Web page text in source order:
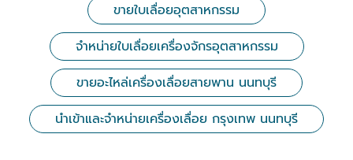
ขายใบเลื่อยอุตสาหกรรม
จำหน่ายใบเลื่อยเครื่องจักรอุตสาหกรรม
ขายอะไหล่เครื่องเลื่อยสายพาน นนทบุรี
นำเข้าและจำหน่ายเครื่องเลื่อย กรุงเทพ นนทบุรี